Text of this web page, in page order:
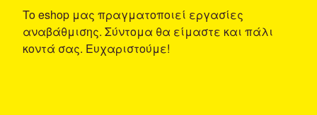
To eshop μας πραγματοποιεί εργασίες
αναβάθμισης. Σύντομα θα είμαστε και πάλι
κοντά σας. Ευχαριστούμε!